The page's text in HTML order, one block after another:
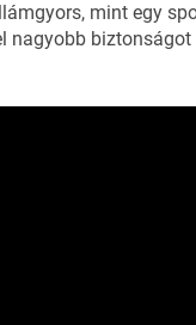
mint egy
nagyobb